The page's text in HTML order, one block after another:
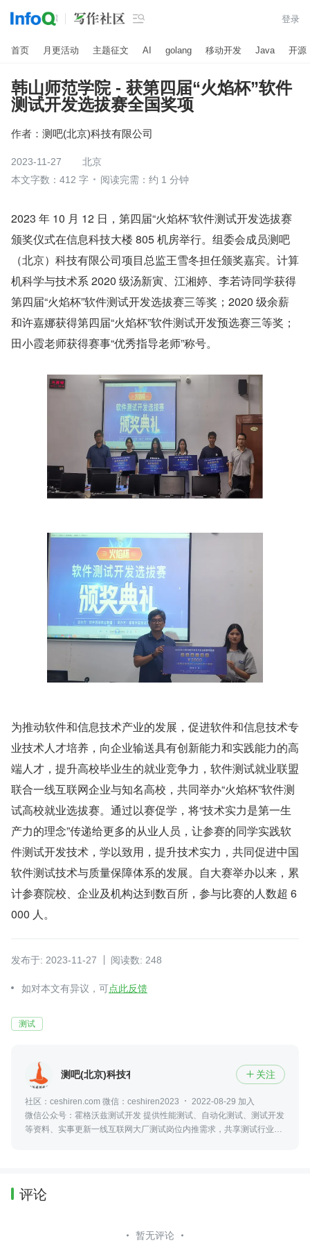
 登录
首页 月更活动 主题征文 AI golang 移动开发 Java 开源
韩山师范学院 - 获第四届“火焰杯”软件
测试开发选拔赛全国奖项
作者： 测吧(北京)科技有限公司
2023-11-27
北京
本文字数：412 字
阅读完需：约 1 分钟
2023 年 10 月 12 日，第四届“火焰杯”软件测试开发选拔赛
颁奖仪式在信息科技大楼 805 机房举行。组委会成员测吧
（北京）科技有限公司项目总监王雪冬担任颁奖嘉宾。计算
机科学与技术系 2020 级汤新寅、江湘婷、李若诗同学获得
第四届“火焰杯”软件测试开发选拔赛三等奖；2020 级余薪
和许嘉娜获得第四届“火焰杯”软件测试开发预选赛三等奖；
田小霞老师获得赛事“优秀指导老师”称号。
为推动软件和信息技术产业的发展，促进软件和信息技术专
业技术人才培养，向企业输送具有创新能力和实践能力的高
端人才，提升高校毕业生的就业竞争力，软件测试就业联盟
联合一线互联网企业与知名高校，共同举办“火焰杯”软件测
试高校就业选拔赛。通过以赛促学，将“技术实力是第一生
产力的理念”传递给更多的从业人员，让参赛的同学实践软
件测试开发技术，学以致用，提升技术实力，共同促进中国
软件测试技术与质量保障体系的发展。自大赛举办以来，累
计参赛院校、企业及机构达到数百所，参与比赛的人数超 6
000 人。
发布于: 2023-11-27 阅读数: 248
如对本文有异议，可点此反馈
测试
测吧(北京)科技有限公司  关注
社区：ceshiren.com 微信：ceshiren2023
2022-08-29 加入
微信公众号：霍格沃兹测试开发 提供性能测试、自动化测试、测试开发
等资料、实事更新一线互联网大厂测试岗位内推需求，共享测试行业动
评论
暂无评论